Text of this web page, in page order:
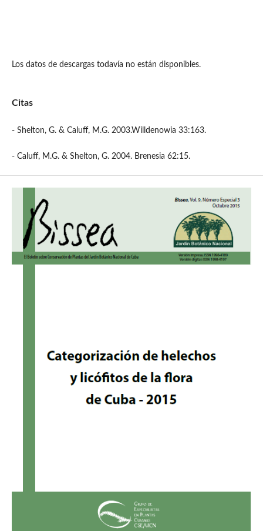
Los datos de descargas todavía no están disponibles.
Citas
- Shelton, G. & Caluff, M.G. 2003.Willdenowia 33:163.
- Caluff, M.G. & Shelton, G. 2004. Brenesia 62:15.